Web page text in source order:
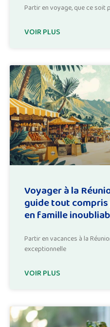
Partir en voyage, que ce soit
VOIR PLUS
Voyager à la
guide tout
en famille
Partir en vacances à la
exceptionnelle
VOIR PLUS